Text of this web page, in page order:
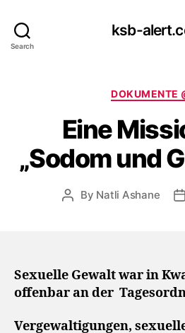
Search
ksb-
DOKUMENTE
Eine
„Sodom und
Post
By Natli Ashane
Sexuelle Gewalt war in
offenbar an der
Vergewaltigungen,